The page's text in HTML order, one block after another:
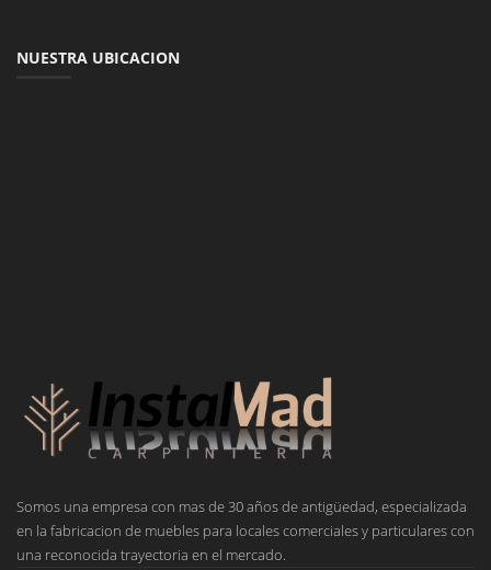
NUESTRA UBICACION
Somos una empresa con mas de 30 años de antigüedad, especializada
en la fabricacion de muebles para locales comerciales y particulares con
una reconocida trayectoria en el mercado.